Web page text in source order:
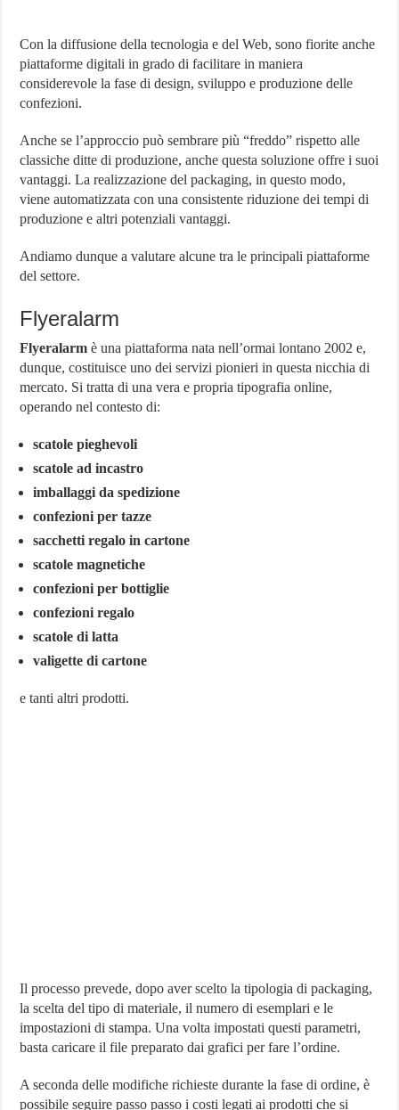
Con la diffusione della tecnologia e del Web, sono fiorite anche
piattaforme digitali in grado di facilitare in maniera
considerevole la fase di design, sviluppo e produzione delle
confezioni.
Anche se l’approccio può sembrare più “freddo” rispetto alle
classiche ditte di produzione, anche questa soluzione offre i suoi
vantaggi. La realizzazione del packaging, in questo modo,
viene automatizzata con una consistente riduzione dei tempi di
produzione e altri potenziali vantaggi.
Andiamo dunque a valutare alcune tra le principali piattaforme
del settore.
Flyeralarm
Flyeralarm è una piattaforma nata nell’ormai lontano 2002 e,
dunque, costituisce uno dei servizi pionieri in questa nicchia di
mercato. Si tratta di una vera e propria tipografia online,
operando nel contesto di:
scatole pieghevoli
scatole ad incastro
imballaggi da spedizione
confezioni per tazze
sacchetti regalo in cartone
scatole magnetiche
confezioni per bottiglie
confezioni regalo
scatole di latta
valigette di cartone
e tanti altri prodotti.
Il processo prevede, dopo aver scelto la tipologia di packaging,
la scelta del tipo di materiale, il numero di esemplari e le
impostazioni di stampa. Una volta impostati questi parametri,
basta caricare il file preparato dai grafici per fare l’ordine.
A seconda delle modifiche richieste durante la fase di ordine, è
possibile seguire passo passo i costi legati ai prodotti che si